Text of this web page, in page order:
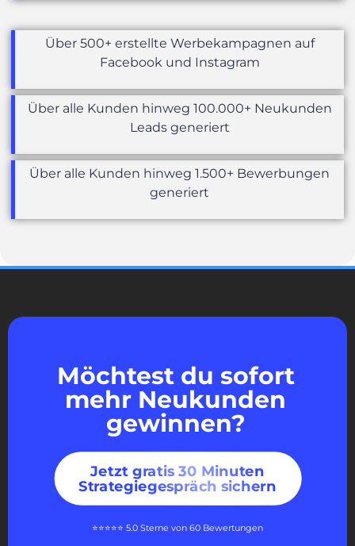
Über 500+ erstellte Werbekampagnen auf
Facebook und Instagram
Über alle Kunden hinweg 100.000+ Neukunden
Leads generiert
Über alle Kunden hinweg 1.500+ Bewerbungen
generiert
Möchtest du sofort
mehr Neukunden
gewinnen?
Jetzt gratis 30 Minuten
Strategiegespräch sichern
⭐⭐⭐⭐⭐ 5.0 Sterne von 60 Bewertungen